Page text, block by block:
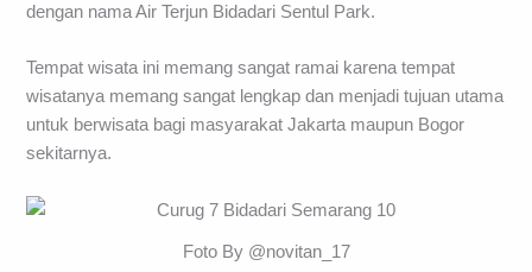
dengan nama Air Terjun Bidadari Sentul Park.
Tempat wisata ini memang sangat ramai karena tempat
wisatanya memang sangat lengkap dan menjadi tujuan utama
untuk berwisata bagi masyarakat Jakarta maupun Bogor
sekitarnya.
Foto By @novitan_17